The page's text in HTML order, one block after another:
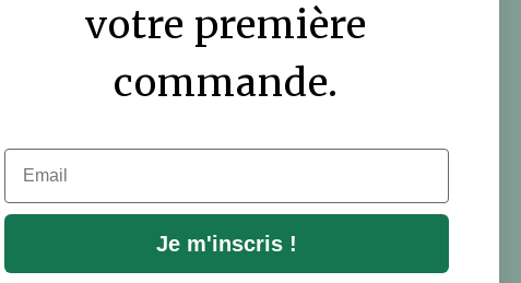
votre première
commande.
Email
Je m'inscris !